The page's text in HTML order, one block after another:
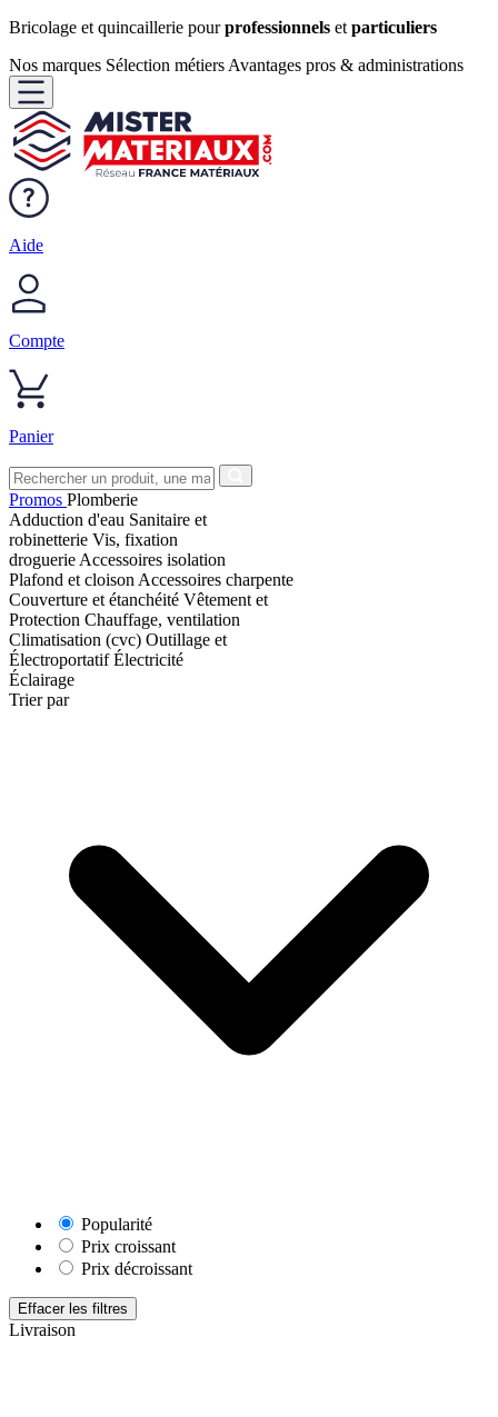
Bricolage et quincaillerie pourprofessionnels et particuliers
Nos marques Sélection métiers Avantages pros & administrations
Aide
Compte
Panier
Promos Plomberie
Adduction d'eau Sanitaire et
robinetterie Vis, fixation
droguerie Accessoires isolation
Plafond et cloison Accessoires charpente
Couverture et étanchéité Vêtement et
Protection Chauffage, ventilation
Climatisation (cvc) Outillage et
ÉlectroportatifÉlectricité
Éclairage
Trier par
Popularité
Prix croissant
Prix décroissant
Effacer les filtres
Livraison